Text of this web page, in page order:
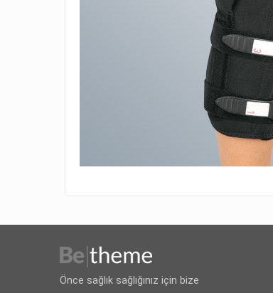
Önce sağlık sağlığınız için bize